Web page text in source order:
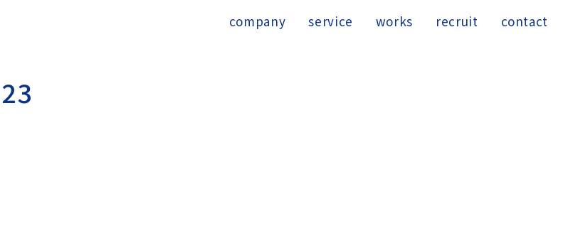
company service works recruit contact
23